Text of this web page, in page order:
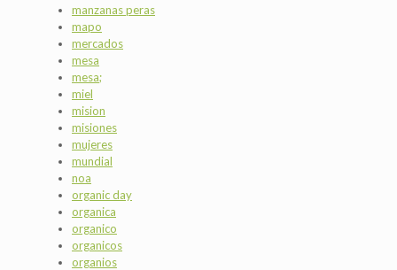
manzanas peras
mapo
mercados
mesa
mesa;
miel
mision
misiones
mujeres
mundial
noa
organic day
organica
organico
organicos
organios